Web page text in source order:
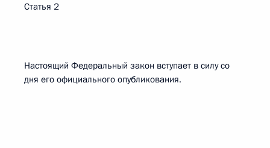
Статья 2
Настоящий Федеральный закон вступает в силу со
дня его официального опубликования.